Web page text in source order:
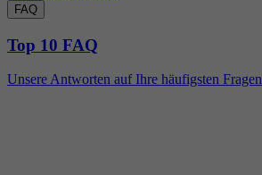
FAQ
Top 10 FAQ
Unsere Antworten auf Ihre häufigsten Fragen